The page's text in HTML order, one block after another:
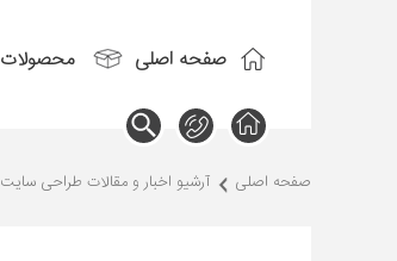
صفحه اصلی محصولات
صفحه اصلی آرشیو اخبار و مقالات طراحی سایت